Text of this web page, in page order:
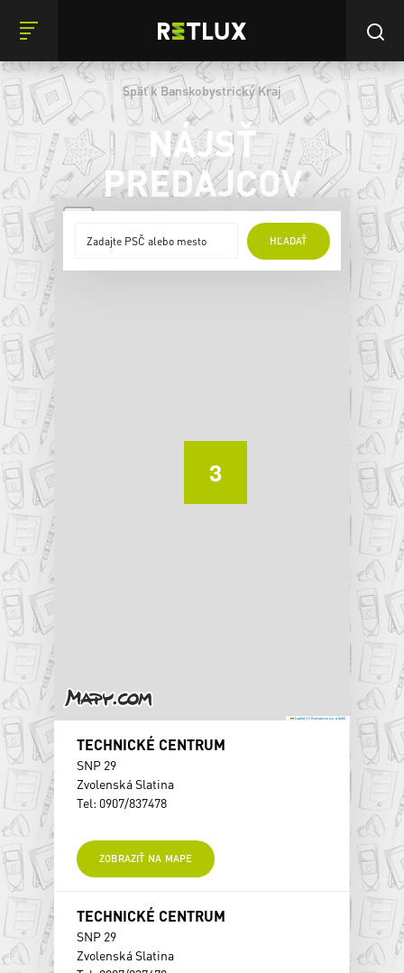
Späť k Banskobystrický Kraj
NÁJSŤ
PREDAJCOV
HĽADAŤ
3
Leaflet | © Seznam.cz a.s. a další
TECHNICKÉ CENTRUM
SNP 29
Zvolenská Slatina
Tel: 0907/837478
ZOBRAZIŤ NA MAPE
TECHNICKÉ CENTRUM
SNP 29
Zvolenská Slatina